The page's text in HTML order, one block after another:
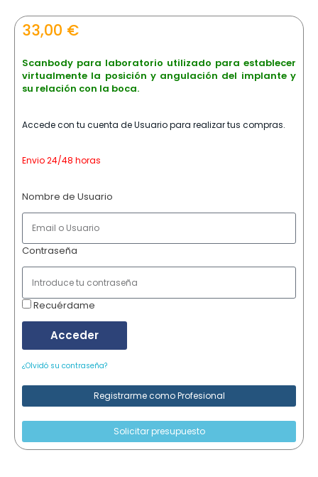
33,00 €
Scanbody para laboratorio utilizado para establecer
virtualmente la posición y angulación del implante y
su relación con la boca.
Accede con tu cuenta de Usuario para realizar tus compras.
Envio 24/48 horas
Nombre de Usuario
Contraseña
Recuérdame
Acceder
¿Olvidó su contraseña?
Registrarme como Profesional
Solicitar presupuesto